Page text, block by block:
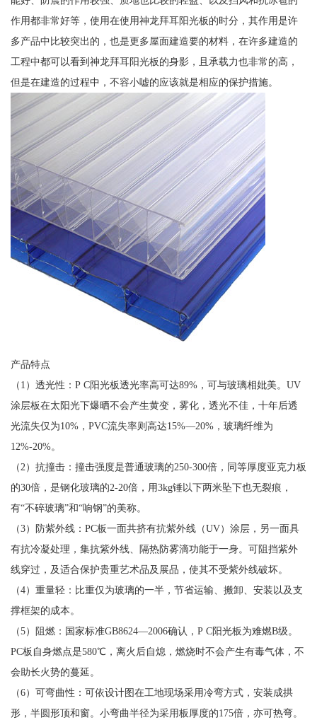
作用都非常好等，使用在使用神龙拜耳阳光板的时分，其作用是许
多产品中比较突出的，也是更多屋面建造要的材料，在许多建造的
工程中都可以看到神龙拜耳阳光板的身影，且承载力也非常的高，
但是在建造的过程中，不容小嘘的应该就是相应的保护措施。
产品特点
（1）透光性：P C阳光板透光率高可达89%，可与玻璃相妣美。UV
涂层板在太阳光下爆晒不会产生黄变，雾化，透光不佳，十年后透
光流失仅为10%，PVC流失率则高达15%—20%，玻璃纤维为
12%-20%。
（2）抗撞击：撞击强度是普通玻璃的250-300倍，同等厚度亚克力板
的30倍，是钢化玻璃的2-20倍，用3kg锤以下两米坠下也无裂痕，
有“不碎玻璃”和“响钢”的美称。
（3）防紫外线：PC板一面共挤有抗紫外线（UV）涂层，另一面具
有抗冷凝处理，集抗紫外线、隔热防雾滴功能于一身。可阻挡紫外
线穿过，及适合保护贵重艺术品及展品，使其不受紫外线破坏。
（4）重量轻：比重仅为玻璃的一半，节省运输、搬卸、安装以及支
撑框架的成本。
（5）阻燃：国家标准GB8624—2006确认，P C阳光板为难燃B级。
PC板自身燃点是580℃，离火后自熄，燃烧时不会产生有毒气体，不
会助长火势的蔓延。
（6）可弯曲性：可依设计图在工地现场采用冷弯方式，安装成拱
形，半圆形顶和窗。小弯曲半径为采用板厚度的175倍，亦可热弯。